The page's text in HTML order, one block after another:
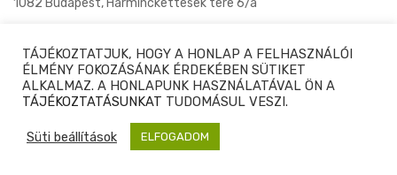
1082 Budapest, Harminckettesek tere 6/a
Copyright © 2020-2025 Moaijungle.hu. Minden Jog Fenntartva.
TÁJÉKOZTATJUK, HOGY A HONLAP A FELHASZNÁLÓI
ÉLMÉNY FOKOZÁSÁNAK ÉRDEKÉBEN SÜTIKET
ALKALMAZ. A HONLAPUNK HASZNÁLATÁVAL ÖN A
TÁJÉKOZTATÁSUNKAT TUDOMÁSUL VESZI.
Süti beállítások ELFOGADOM